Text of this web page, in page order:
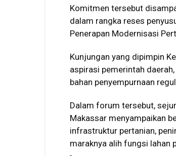
Komitmen tersebut
dalam rangka reses
Penerapan Modernisasi
Kunjungan yang dipimpin
aspirasi pemerintah
bahan penyempurnaan
Dalam forum tersebut,
Makassar menyampaikan
infrastruktur pertanian,
maraknya alih fungsi lahan